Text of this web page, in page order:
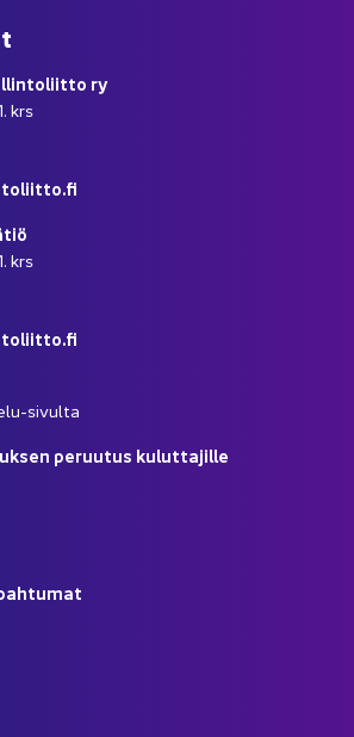
ry
krs
krs
​sivulta
pe­ruu­tus ku­lut­ta­jil­le